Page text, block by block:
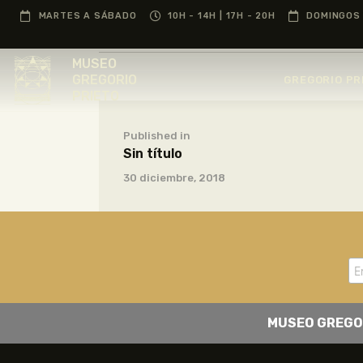
MARTES A SÁBADO 10H - 14H | 17H - 20H
MUSEO
Published in
Sin título
30 diciembre, 2018
MUSEO